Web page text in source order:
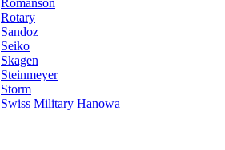
Romanson
Rotary
Sandoz
Seiko
Skagen
Steinmeyer
Storm
Swiss Military Hanowa